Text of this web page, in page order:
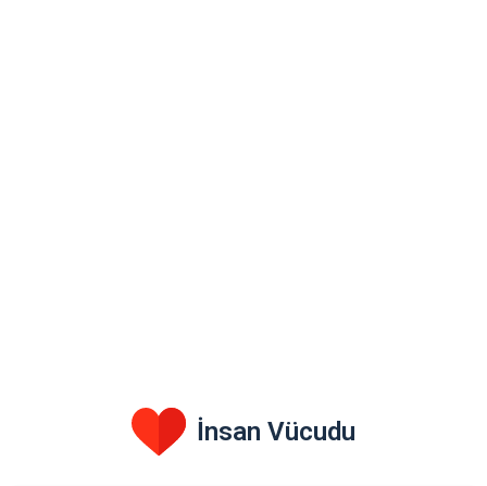
İnsan Vücudu